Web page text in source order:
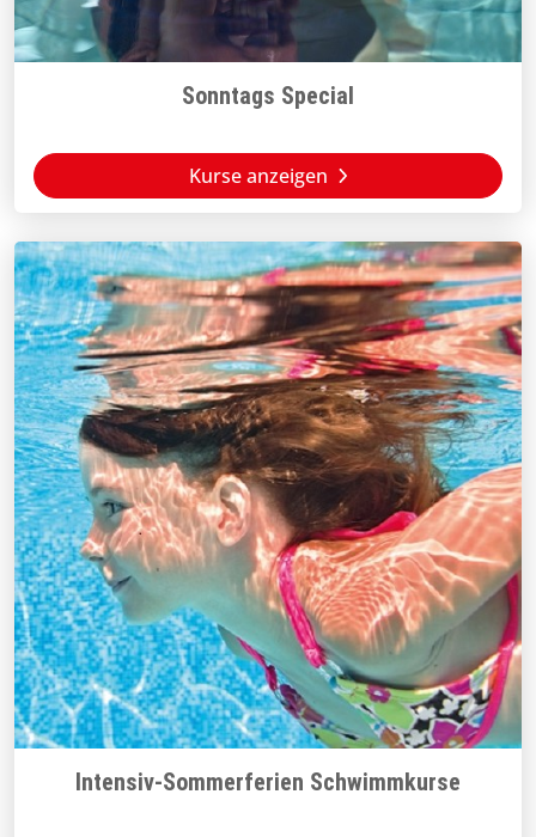
Sonntags Special
Kurse anzeigen
Intensiv-Sommerferien Schwimmkurse